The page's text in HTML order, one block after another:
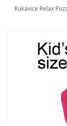
Rukavice Relax